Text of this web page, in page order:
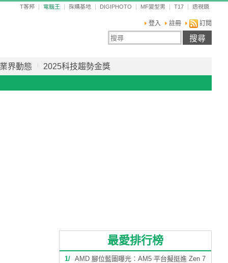
T客邦 電腦王 採購基地 DIGIPHOTO MF變型男 T17 透視鏡
登入 註冊 訂閱
業界動態 2025科技趨勢金獎
最愛排行榜
1
AMD 腳位藍圖曝光：AM5 平台擬挺進 Zen 7